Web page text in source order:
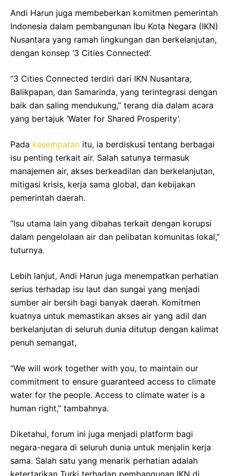
Andi Harun juga membeberkan komitmen pemerintah
Indonesia dalam pembangunan Ibu Kota Negara (IKN)
Nusantara yang ramah lingkungan dan berkelanjutan,
dengan konsep ‘3 Cities Connected’.
“3 Cities Connected terdiri dari IKN Nusantara,
Balikpapan, dan Samarinda, yang terintegrasi dengan
baik dan saling mendukung,” terang dia dalam acara
yang bertajuk ‘Water for Shared Prosperity’.
Pada kesempatan itu, ia berdiskusi tentang berbagai
isu penting terkait air. Salah satunya termasuk
manajemen air, akses berkeadilan dan berkelanjutan,
mitigasi krisis, kerja sama global, dan kebijakan
pemerintah daerah.
“Isu utama lain yang dibahas terkait dengan korupsi
dalam pengelolaan air dan pelibatan komunitas lokal,”
tuturnya.
Lebih lanjut, Andi Harun juga menempatkan perhatian
serius terhadap isu laut dan sungai yang menjadi
sumber air bersih bagi banyak daerah. Komitmen
kuatnya untuk memastikan akses air yang adil dan
berkelanjutan di seluruh dunia ditutup dengan kalimat
penuh semangat,
“We will work together with you, to maintain our
commitment to ensure guaranteed access to climate
water for the people. Access to climate water is a
human right,” tambahnya.
Diketahui, forum ini juga menjadi platform bagi
negara-negara di seluruh dunia untuk menjalin kerja
sama. Salah satu yang menarik perhatian adalah